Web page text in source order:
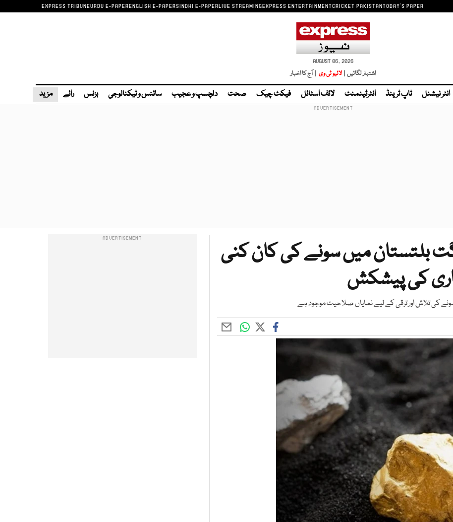
EXPRESS TRIBUNEURDU E-PAPERENGLISH E-PAPERSINDHI E-PAPERLIVE STREAMINGEXPRESS ENTERTAINMENTCRICKET PAKISTANTODAY'S PAPER
AUGUST 06, 2026
اشتہار لگائیں | لائیو ٹی وی | آج کا اخبار
انٹر نیشنل ٹاپ ٹرینڈ انٹرٹینمنٹ لائف اسٹائل فیکٹ چیک صحت دلچسپ و عجیب سائنس و ٹیکنالوجی بزنس رائے مزید
بلتستان میں سونے کی کان کنی
کی تلاش اور ترقی کے لیے نمایاں صلاحیت موجود ہے